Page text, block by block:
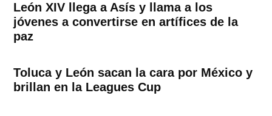
León XIV llega a Asís y llama a los
jóvenes a convertirse en artífices de la
paz
Toluca y León sacan la cara por México y
brillan en la Leagues Cup